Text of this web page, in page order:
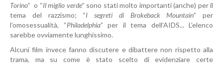
Torino” o “Il miglio verde” sono stati molto importanti (anche) per il
tema del razzismo; “I segreti di Brokeback Mountain” per
l’omosessualità, “Philadelphia” per il tema dell’AIDS... L’elenco
sarebbe ovviamente lunghissimo.
Alcuni film invece fanno discutere e dibattere non rispetto alla
trama, ma su come è stato scelto di evidenziare certe